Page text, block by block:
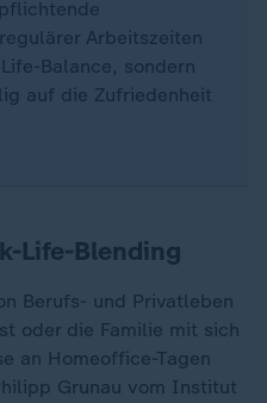
Arbeitszeiten
Balance, sondern
auf die Zufriedenheit
Life-Blending
Berufs- und Privatleben
oder die Familie mit sich
an Homeoffice-Tagen
Grunau vom Institut